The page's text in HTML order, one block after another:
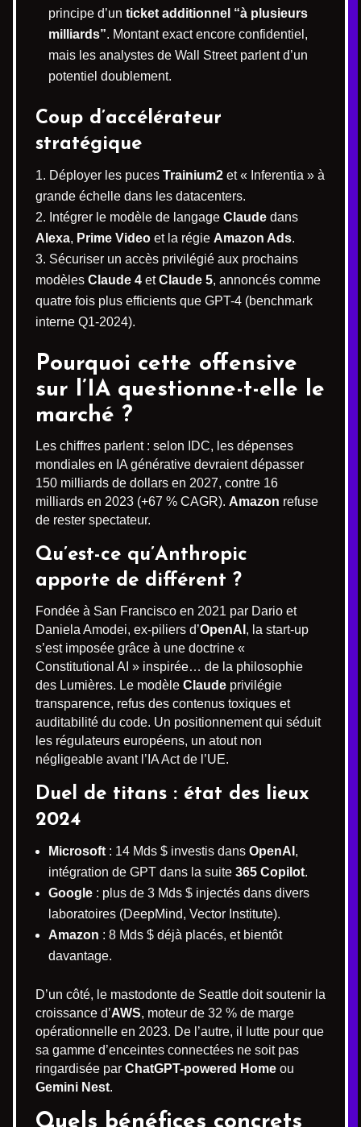
principe d’un ticket additionnel “à plusieurs
milliards”. Montant exact encore confidentiel,
mais les analystes de Wall Street parlent d’un
potentiel doublement.
Coup d’accélérateur
stratégique
Déployer les puces Trainium2 et « Inferentia » à
grande échelle dans les datacenters.
Intégrer le modèle de langage Claude dans
Alexa, Prime Video et la régie Amazon Ads.
Sécuriser un accès privilégié aux prochains
modèles Claude 4 etClaude 5, annoncés comme
quatre fois plus efficients que GPT-4 (benchmark
interne Q1-2024).
Pourquoi cette offensive
sur l’IA questionne-t-elle le
marché ?
Les chiffres parlent : selon IDC, les dépenses
mondiales en IA générative devraient dépasser
150 milliards de dollars en 2027, contre 16
milliards en 2023 (+67 % CAGR). Amazon refuse
de rester spectateur.
Qu’est-ce qu’Anthropic
apporte de différent ?
Fondée à San Francisco en 2021 par Dario et
Daniela Amodei, ex-piliers d’OpenAI , la start-up
s’est imposée grâce à une doctrine «
Constitutional AI » inspirée… de la philosophie
des Lumières. Le modèle Claude privilégie
transparence, refus des contenus toxiques et
auditabilité du code. Un positionnement qui séduit
les régulateurs européens, un atout non
négligeable avant l’IA Act de l’UE.
Duel de titans : état des lieux
2024
Microsoft : 14 Mds $ investis dans OpenAI ,
intégration de GPT dans la suite 365 Copilot.
Google : plus de 3 Mds $ injectés dans divers
laboratoires (DeepMind, Vector Institute).
Amazon : 8 Mds $ déjà placés, et bientôt
davantage.
D’un côté, le mastodonte de Seattle doit soutenir la
croissance d’AWS, moteur de 32 % de marge
opérationnelle en 2023. De l’autre, il lutte pour que
sa gamme d’enceintes connectées ne soit pas
ringardisée par ChatGPT-powered Home ou
Gemini Nest.
Quels bénéfices concrets